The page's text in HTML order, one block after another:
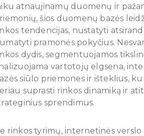
atnaujinamų duomenų ir
šios duomenų bazės
tendencijas, nustatyti
pramonės pokyčius.
dydis, segmentuojamos
vartotojų elgsena,
siūlo priemones ir išteklius,
suprasti rinkos dinamiką ir
sprendimus.
rinkos tyrimų, internetinės